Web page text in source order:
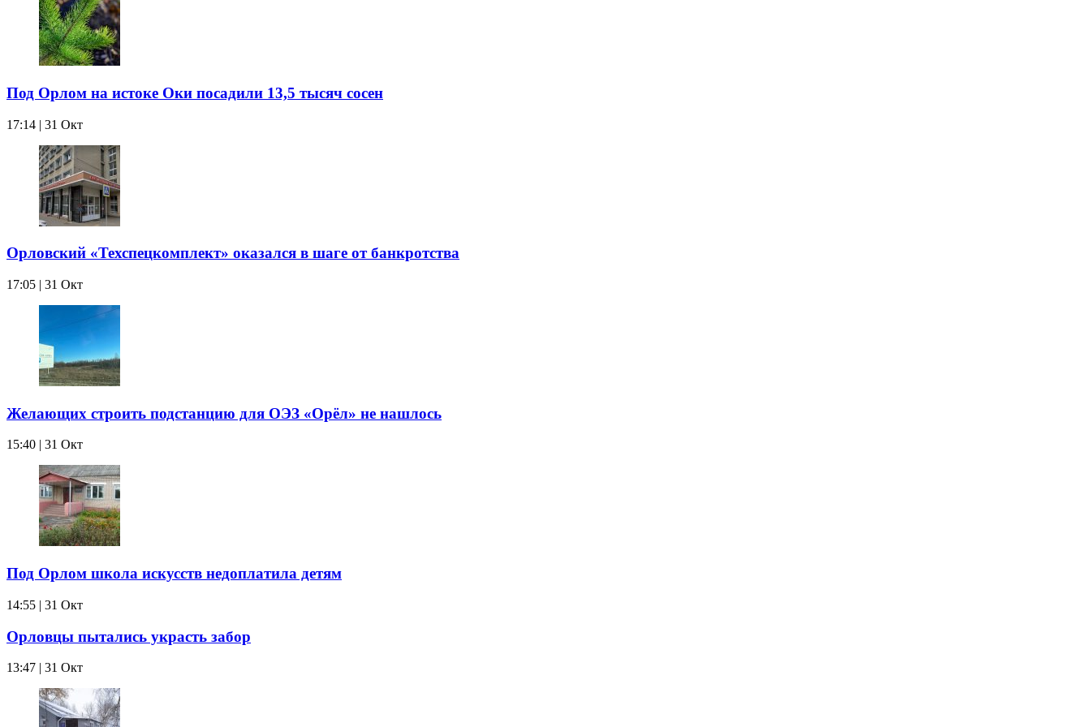
Под Орлом на истоке Оки посадили 13,5 тысяч сосен
17:14 | 31 Окт
Орловский «Техспецкомплект» оказался в шаге от банкротства
17:05 | 31 Окт
Желающих строить подстанцию для ОЭЗ «Орёл» не нашлось
15:40 | 31 Окт
Под Орлом школа искусств недоплатила детям
14:55 | 31 Окт
Орловцы пытались украсть забор
13:47 | 31 Окт